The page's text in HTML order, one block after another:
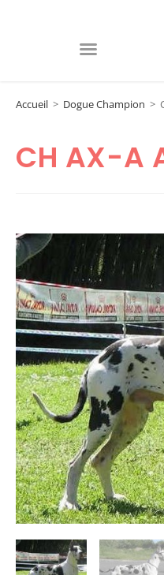
Accueil > Dogue Champion >
CH AX-A